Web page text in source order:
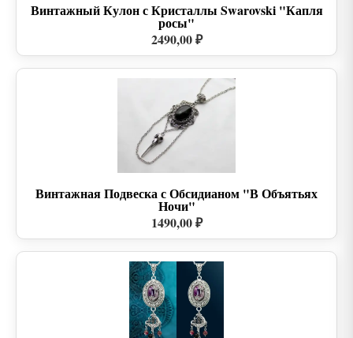
Винтажный Кулон с Кристаллы Swarovski "Капля
росы"
2490,00 ₽
Винтажная Подвеска с Обсидианом "В Объятьях
Ночи"
1490,00 ₽